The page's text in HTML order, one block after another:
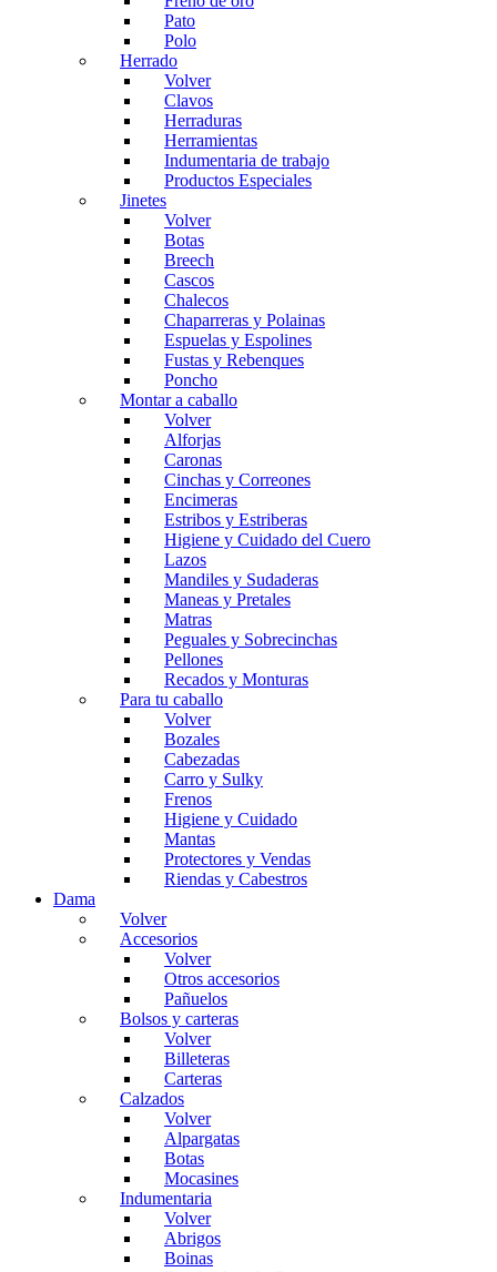
Pato
Polo
Herrado
Volver
Clavos
Herraduras
Herramientas
Indumentaria de trabajo
Productos Especiales
Jinetes
Volver
Botas
Breech
Cascos
Chalecos
Chaparreras y Polainas
Espuelas y Espolines
Fustas y Rebenques
Poncho
Montar a caballo
Volver
Alforjas
Caronas
Cinchas y Correones
Encimeras
Estribos y Estriberas
Higiene y Cuidado del Cuero
Lazos
Mandiles y Sudaderas
Maneas y Pretales
Matras
Peguales y Sobrecinchas
Pellones
Recados y Monturas
Para tu caballo
Volver
Bozales
Cabezadas
Carro y Sulky
Frenos
Higiene y Cuidado
Mantas
Protectores y Vendas
Riendas y Cabestros
Dama
Volver
Accesorios
Volver
Otros accesorios
Pañuelos
Bolsos y carteras
Volver
Billeteras
Carteras
Calzados
Volver
Alpargatas
Botas
Mocasines
Indumentaria
Volver
Abrigos
Boinas